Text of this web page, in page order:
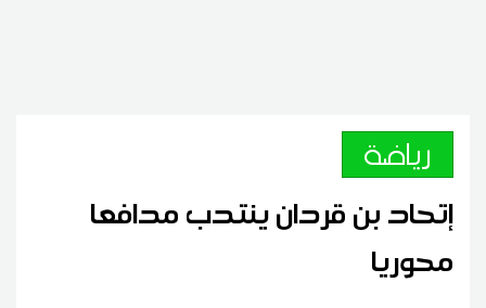
رياضة
إتحاد بن قردان ينتدب مدافعا
محوريا